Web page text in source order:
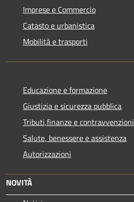
Imprese e Commercio
Catasto e urbanistica
Mobilità e trasporti
Educazione e formazione
Giustizia e sicurezza pubblica
Tributi,finanze e contravvenzioni
Salute, benessere e assistenza
Autorizzazioni
NOVITÀ